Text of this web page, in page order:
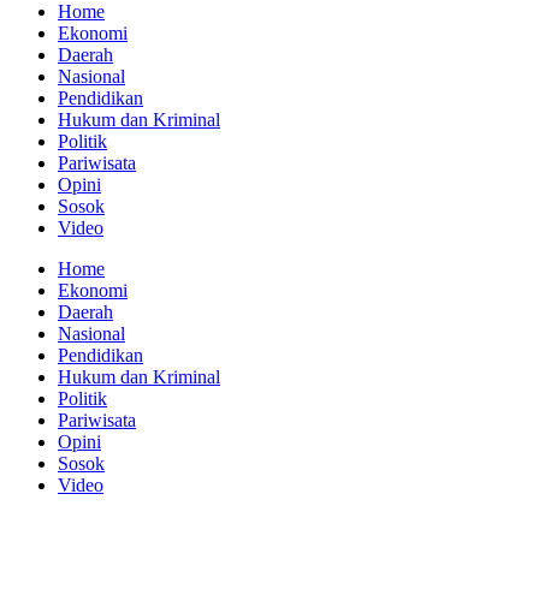
Home
Ekonomi
Daerah
Nasional
Pendidikan
Hukum dan Kriminal
Politik
Pariwisata
Opini
Sosok
Video
Home
Ekonomi
Daerah
Nasional
Pendidikan
Hukum dan Kriminal
Politik
Pariwisata
Opini
Sosok
Video